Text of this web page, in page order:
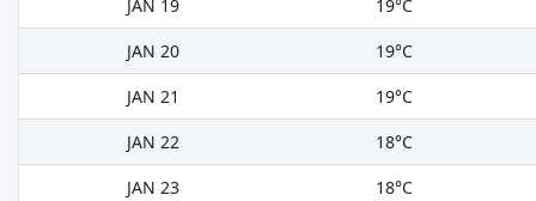
JAN 19
19°C
JAN 20
19°C
JAN 21
19°C
JAN 22
18°C
JAN 23
18°C